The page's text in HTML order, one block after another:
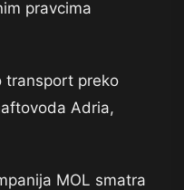
pravcima
transport preko
Adria,
MOL smatra